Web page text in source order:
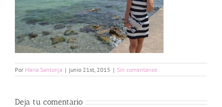
Por Maria Santonja | junio 21st, 2015 | Sin comentarios
Deja tu comentario